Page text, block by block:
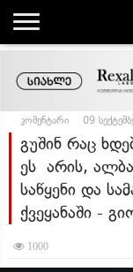
კომენტარი 09
გუშინ რაც
ეს არის,
საწყენი და
ქვეყანაში -
1000